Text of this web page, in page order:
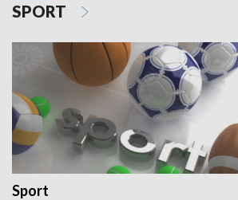
SPORT
Sport